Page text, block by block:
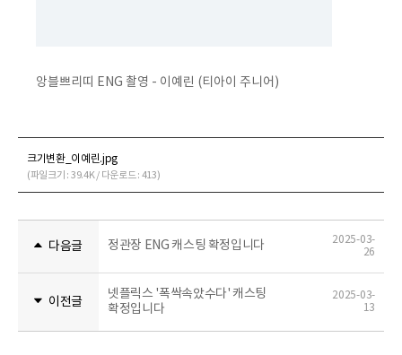
앙블쁘리띠 ENG 촬영 - 이예린 (티아이 주니어)
크기변환_이예린.jpg
(파일크기 : 39.4K / 다운로드 : 413)
다음글 정관장 ENG 캐스팅 확정입니다
2025-03-
26
이전글
넷플릭스 '폭싹속았수다' 캐스팅
확정입니다
2025-03-
13